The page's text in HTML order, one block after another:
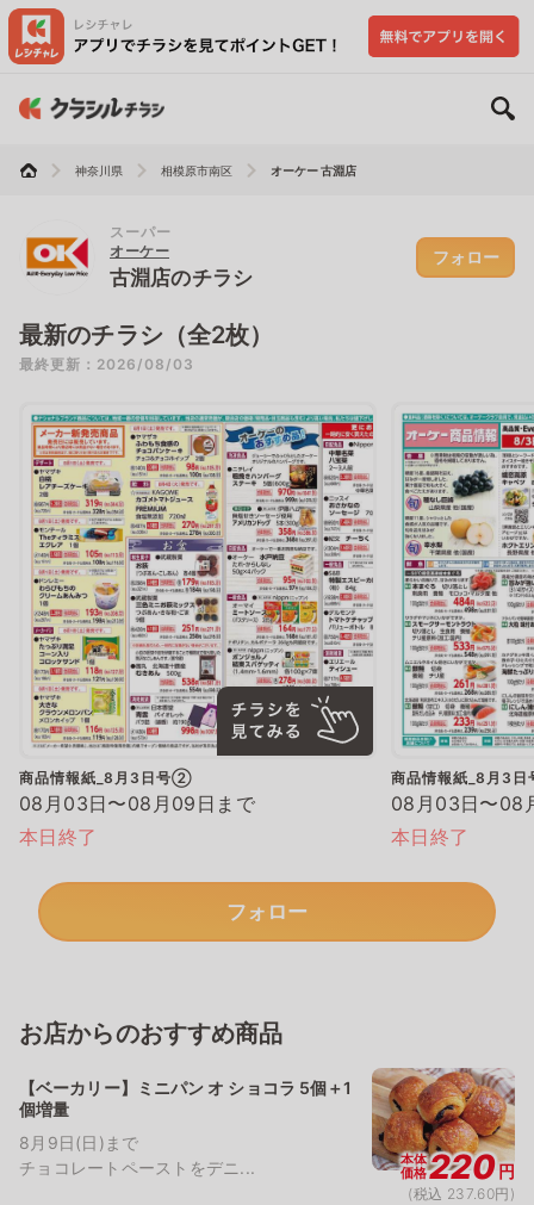
神奈川県 相模原市南区 オーケー 古淵店
スーパー
オーケー
古淵店のチラシ
フォロー
最新のチラシ（全2枚）
最終更新：2026/08/03
商品情報紙_8月3日号②
08月03日〜08月09日まで
本日終了
商品情報紙_8月3
08月03日〜08
本日終了
フォロー
お店からのおすすめ商品
【ベーカリー】ミニパン オ ショコラ 5個＋1
個増量
8月9日(日)まで
チョコレートペーストをデニ...
本体
価格220円
(税込 237.60円)